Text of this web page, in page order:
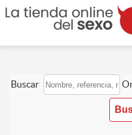
Buscar